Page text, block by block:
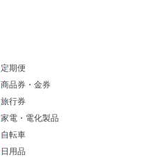
定期便
商品券・金券
旅行券
家電・電化製品
自転車
日用品